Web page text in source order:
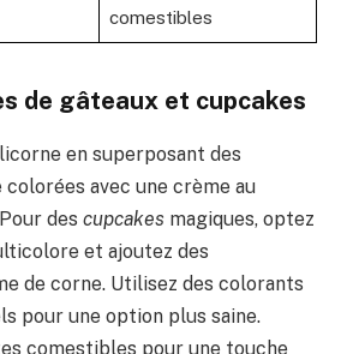
comestibles
de gâteaux et cupcakes
en superposant des
colorées avec une crème au
des cupcakes magiques, optez
et ajoutez des
de corne. Utilisez des colorants
pour une option plus saine.
comestibles pour une touche